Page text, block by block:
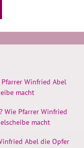
Pfarrer Winfried Abel
macht
Wie Pfarrer Winfried
macht
Abel die Opfer